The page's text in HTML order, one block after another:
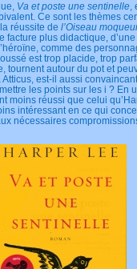
Va et poste une sentinelle
Ce sont les thèmes
réussite de l’Oiseau
facture plus didactique,
comme des
est trop placide, trop
tournent autour du pot et
est-il aussi
les points sur les i ? En
moins réussi que celui
intéressant en ce qui
nécessaires